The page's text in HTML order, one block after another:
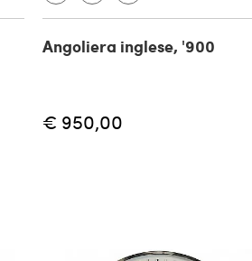
Angoliera inglese, '900
€ 950,00